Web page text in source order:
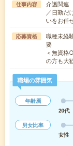
仕事内容
介護関連
／日勤だ
いをお任
応募資格
職種未経
要
＜無資格
の方も大
職場の雰囲気
年齢層
20代
男女比率
女性